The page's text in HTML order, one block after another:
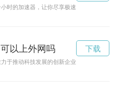
时的加速器，让你尽享极速网络体验！不
以上外网吗
于推动科技发展的创新企业，在技术领域
下载